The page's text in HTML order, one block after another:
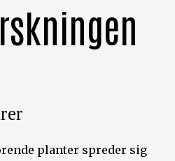
planter spreder sig